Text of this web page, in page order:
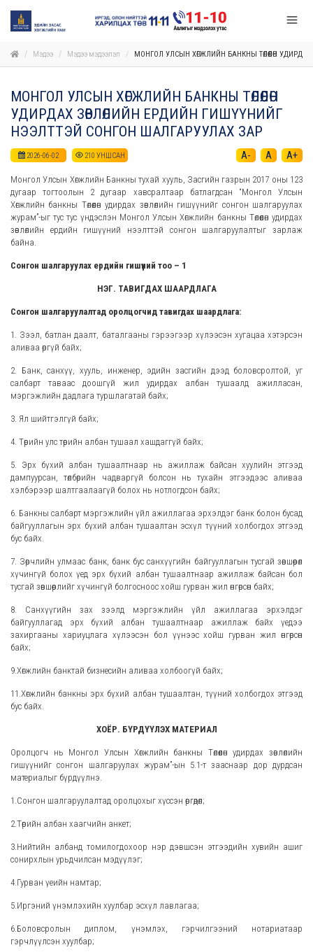
Мэдээ Мэдээ мэдээлэл МОНГОЛ УЛСЫН ХӨГЖЛИЙН БАНКНЫ ТӨЛӨӨЛӨН
МОНГОЛ УЛСЫН ХӨГЖЛИЙН БАНКНЫ ТӨЛӨӨЛӨН
УДИРДАХ ЗӨВЛӨЛИЙН ЕРДИЙН ГИШҮҮНИЙГ
НЭЭЛТТЭЙ СОНГОН ШАЛГАРУУЛАХ ЗАР
2026-06-02 210 УНШСАН A- A A+
Монгол Улсын Хөгжлийн Банкны тухай хууль, Засгийн газрын 2017 оны 123
дугаар тогтоолын 2 дугаар хавсралтаар батлагдсан “Монгол Улсын
Хөгжлийн банкны Төлөөлөн удирдах зөвлөлийн гишүүнийг сонгон шалгаруулах
журам”-ыг тус тус үндэслэн Монгол Улсын Хөгжлийн банкны Төлөөлөн удирдах
зөвлөлийн ердийн гишүүний нээлттэй сонгон шалгаруулалтыг зарлаж
байна.
Сонгон шалгаруулах ердийн гишүүний тоо – 1
НЭГ. ТАВИГДАХ ШААРДЛАГА
Сонгон шалгаруулалтад оролцогчид тавигдах шаардлага:
1. Зээл, батлан даалт, баталгааны гэрээгээр хүлээсэн хугацаа хэтэрсэн
аливаа өргүй байх;
2. Банк, санхүү, хууль, инженер, эдийн засгийн дээд боловсролтой, уг
салбарт таваас доошгүй жил удирдах албан тушаалд ажилласан,
мэргэжлийн дадлага туршлагатай байх;
3. Ял шийтгэлгүй байх;
4. Төрийн улс төрийн албан тушаал хашдаггүй байх;
5. Эрх бүхий албан тушаалтнаар нь ажиллаж байсан хуулийн этгээд
дампуурсан, төлбөрийн чадваргүй болсон нь тухайн этгээдээс аливаа
хэлбэрээр шалтгаалаагүй болох нь нотлогдсон байх;
6. Банкны салбарт мэргэжлийн үйл ажиллагаа эрхэлдэг банк болон бусад
байгууллагын эрх бүхий албан тушаалтан эсхүл түүний холбогдох этгээд
бус байх.
7. Зөрчлийн улмаас банк, банк бус санхүүгийн байгууллагын тусгай зөвшөөрөл
хүчингүй болох үед эрх бүхий албан тушаалтнаар ажиллаж байсан бол
тусгай зөвшөөрлийг хүчингүй болгосноос хойш гурван жил өнгөрсөн байх;
8. Санхүүгийн зах зээлд мэргэжлийн үйл ажиллагаа эрхэлдэг
байгууллагад эрх бүхий албан тушаалтнаар ажиллаж байх үедээ
захиргааны хариуцлага хүлээсэн бол үүнээс хойш гурван жил өнгөрсөн
байх;
9.Хөгжлийн банктай бизнесийн аливаа холбоогүй байх;
11.Хөгжлийн банкны эрх бүхий албан тушаалтан, түүний холбогдох этгээд
бус байх.
ХОЁР. БҮРДҮҮЛЭХ МАТЕРИАЛ
Оролцогч нь Монгол Улсын Хөгжлийн банкны Төлөөлөн удирдах зөвлөлийн
гишүүнийг сонгон шалгаруулах журам”-ын 5.1-т зааснаар дор дурдсан
материалыг бүрдүүлнэ.
1.Сонгон шалгаруулалтад оролцохыг хүссэн өргөдөл;
2.Төрийн албан хаагчийн анкет;
3.Нийтийн албанд томилогдохоор нэр дэвшсэн этгээдийн хувийн ашиг
сонирхлын урьдчилсан мэдүүлэг;
4.Гурван үеийн намтар;
5.Иргэний үнэмлэхийн хуулбар эсхүл лавлагаа;
6.Боловсролын диплом, үнэмлэх, гэрчилгээний нотариатаар
гэрчлүүлсэн хуулбар;